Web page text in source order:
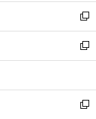
く
で
開
く
ン
ド
ウ
で
開
ウ
ィ
ン
ド
ウ
開
く
し
い
ウ
ィ
ン
ウ
で
新
し
い
ウ
ン
ド
新
し
ウ
ィ
新